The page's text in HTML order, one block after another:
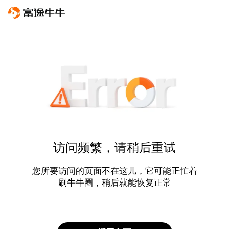
访问频繁，请稍后重试
您所要访问的页面不在这儿，它可能正忙着
刷牛牛圈，稍后就能恢复正常